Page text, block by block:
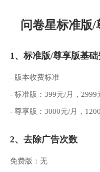
问卷星标准版
1、标准版/尊享版基础
- 版本收费标准
- 标准版：399元/月，2999
- 尊享版：3000元/月，
2、去除广告次数
免费版：无